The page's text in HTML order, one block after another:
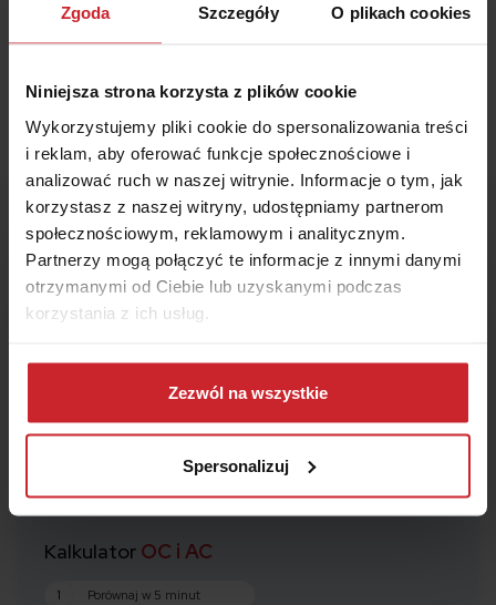
Zgoda Szczegóły O plikach cookies
Niniejsza strona korzysta z plików cookie
Wykorzystujemy pliki cookie do spersonalizowania treści
i reklam, aby oferować funkcje społecznościowe i
analizować ruch w naszej witrynie. Informacje o tym, jak
korzystasz z naszej witryny, udostępniamy partnerom
społecznościowym, reklamowym i analitycznym.
Partnerzy mogą połączyć te informacje z innymi danymi
otrzymanymi od Ciebie lub uzyskanymi podczas
korzystania z ich usług.
Dowiedz się więcej na temat tego, kim jesteśmy, jak
można się z nami skontaktować i w jaki sposób
przetwarzamy dane osobowe w ramachPolityki
Zezwól na wszystkie
Spersonalizuj
Masz pytania o ubezpieczenie?
Nasi eksperci chętnie
+48 22 490 9000
Kalkulator OC i AC
1 Porównaj w 5 minut